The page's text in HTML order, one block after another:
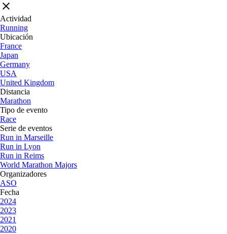
Actividad
Running
Ubicación
France
Japan
Germany
USA
United Kingdom
Distancia
Marathon
Tipo de evento
Race
Serie de eventos
Run in Marseille
Run in Lyon
Run in Reims
World Marathon Majors
Organizadores
ASO
Fecha
2024
2023
2021
2020